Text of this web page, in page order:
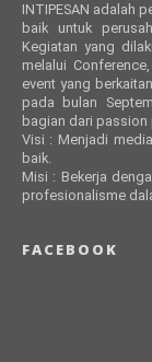
INTIPESAN adalah
baik untuk
Kegiatan yang
melalui
event yang
pada bulan
bagian dari passion
Visi : Menjadi
baik.
Misi : Bekerja
profesionalisme
FACEBOOK